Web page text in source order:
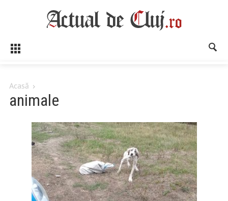
Acasă
animale